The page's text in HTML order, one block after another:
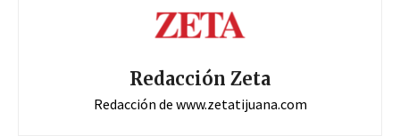
Redacción Zeta
Redacción de www.zetatijuana.com